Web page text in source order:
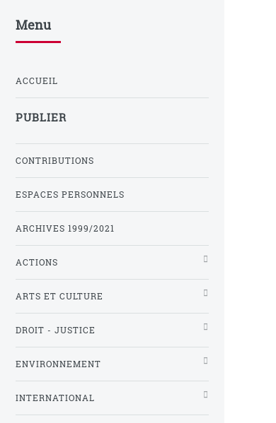
Menu
ACCUEIL
PUBLIER
CONTRIBUTIONS
ESPACES PERSONNELS
ARCHIVES 1999/2021
ACTIONS
ARTS ET CULTURE
DROIT - JUSTICE
ENVIRONNEMENT
INTERNATIONAL